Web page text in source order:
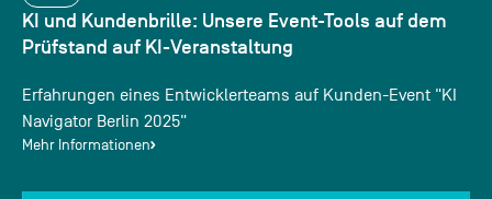
KI und Kundenbrille: Unsere Event-Tools auf dem
Prüfstand auf KI-Veranstaltung
Erfahrungen eines Entwicklerteams auf Kunden-Event "KI
Navigator Berlin 2025"
Mehr Informationen